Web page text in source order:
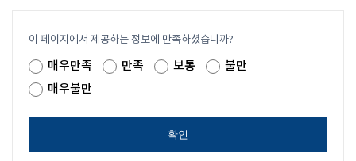
이 페이지에서 제공하는 정보에 만족하셨습니까?
매우만족 만족 보통
불만
매우불만
확인